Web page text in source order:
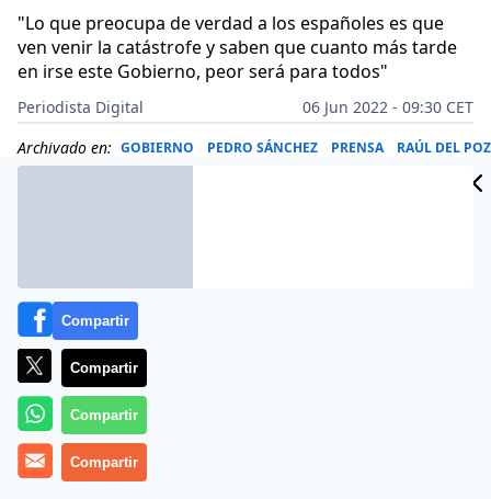
"Lo que preocupa de verdad a los españoles es que
ven venir la catástrofe y saben que cuanto más tarde
en irse este Gobierno, peor será para todos"
Periodista Digital
06 Jun 2022 - 09:30 CET
Archivado en: GOBIERNO PEDRO SÁNCHEZ PRENSA RAÚL DEL
Compartir
Compartir
Compartir
Compartir